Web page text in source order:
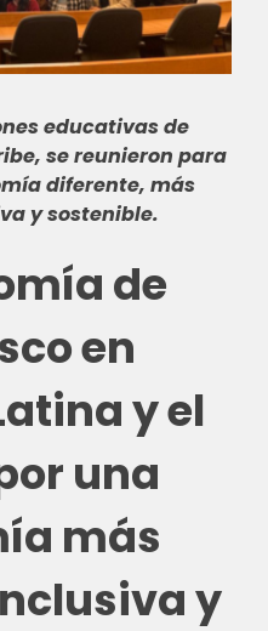
educativas de
se reunieron para
diferente, más
y sostenible.
de
en
y el
or una
más
y